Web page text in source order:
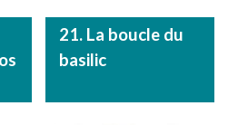
21. La boucle du
basilic